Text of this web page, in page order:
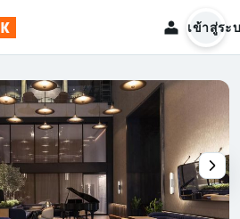
เข้าสู่ระ